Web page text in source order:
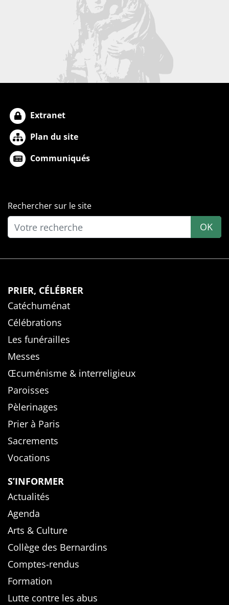
Extranet
Plan du site
Communiqués
Rechercher sur le site
OK
PRIER, CÉLÉBRER
Catéchuménat
Célébrations
Les funérailles
Messes
Œcuménisme & interreligieux
Paroisses
Pèlerinages
Prier à Paris
Sacrements
Vocations
S’INFORMER
Actualités
Agenda
Arts & Culture
Collège des Bernardins
Comptes-rendus
Formation
Lutte contre les abus